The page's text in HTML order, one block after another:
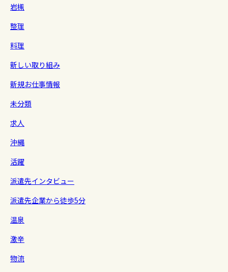
岩槻
整理
料理
新しい取り組み
新規お仕事情報
未分類
求人
沖縄
活躍
派遣先インタビュー
派遣先企業から徒歩5分
温泉
激辛
物流